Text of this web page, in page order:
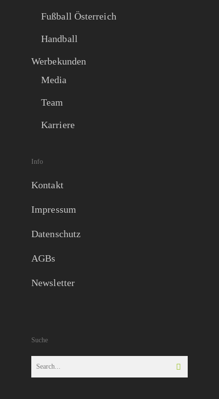
Fußball Österreich
Handball
Werbekunden
Media
Team
Karriere
Info
Kontakt
Impressum
Datenschutz
AGBs
Newsletter
Suche